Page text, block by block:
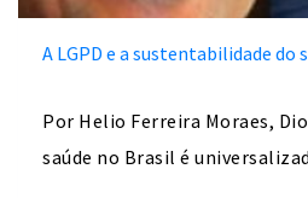
A LGPD e a sustentabilidade do
Por Helio Ferreira Moraes,
saúde no Brasil é